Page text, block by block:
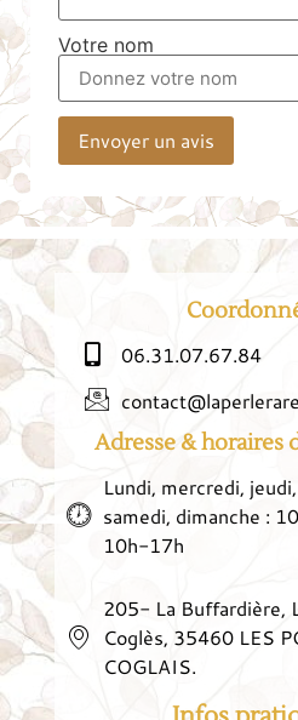
Votre nom
Envoyer un avis
06.31.07.67.84
Adresse & horaires
Lundi, mercredi,
samedi, dimanche :
10h-17h
205- La Buffardière,
Coglès, 35460 LES
COGLAIS.